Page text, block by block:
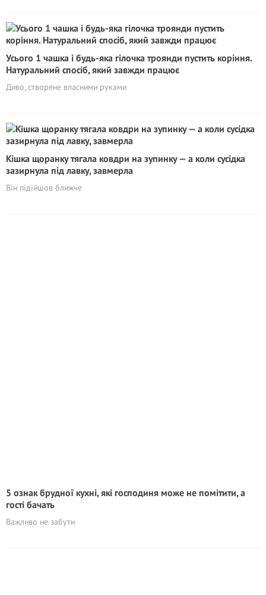
Усього 1 чашка і будь-яка гілочка троянди пустить коріння.
Натуральний спосіб, який завжди працює
Диво, створене власними руками
Кішка щоранку тягала ковдри на зупинку — а коли сусідка
зазирнула під лавку, завмерла
Він підійшов ближче
5 ознак брудної кухні, які господиня може не помітити, а
гості бачать
Важливо не забути